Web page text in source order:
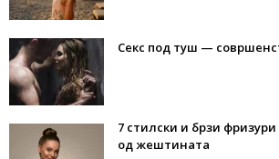
Секс под туш —
7 стилски и брзи
од жештината